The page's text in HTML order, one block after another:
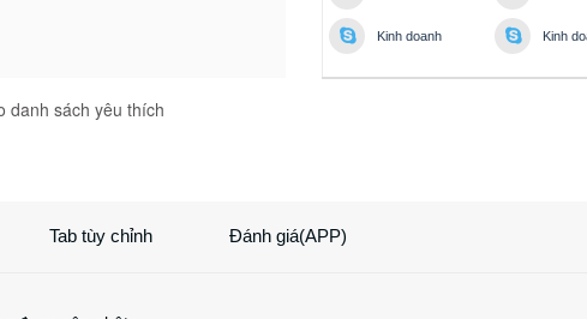
danh sách yêu thích
Kinh doanh Kinh
Tab tùy chỉnh Đánh giá(APP)